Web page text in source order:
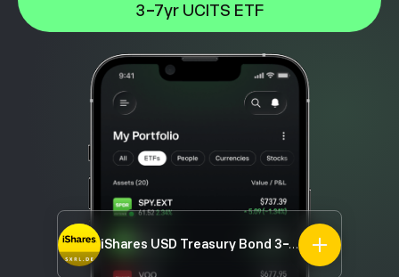
3-7yr UCITS ETF
iShares USD Treasury Bond 3-7yr UCITS ETF